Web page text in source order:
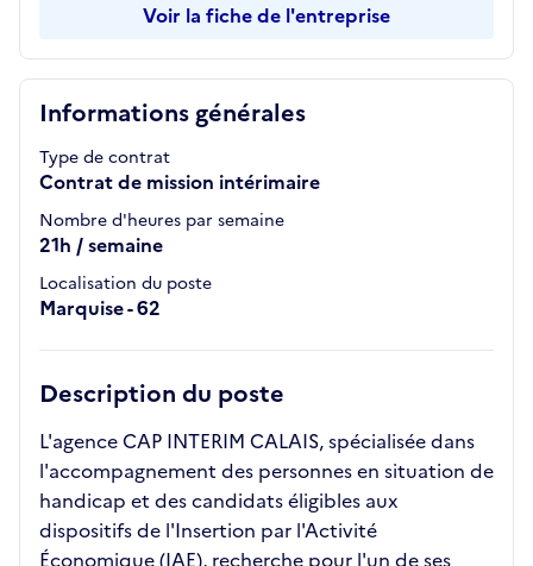
Informations générales
Type de contrat
Contrat de mission intérimaire
Nombre d'heures par semaine
21h / semaine
Localisation du poste
Marquise - 62
Description du poste
L'agence CAP INTERIM CALAIS, spécialisée dans
l'accompagnement des personnes en situation de
handicap et des candidats éligibles aux
dispositifs de l'Insertion par l'Activité
Économique (IAE), recherche pour l'un de ses
Voir la fiche de l'entreprise